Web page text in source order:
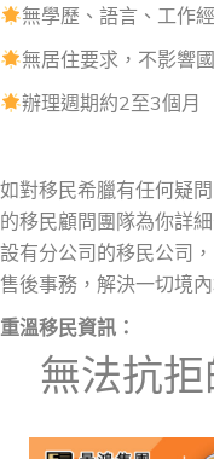
無學歷 、語言、工作
無居住要求，不影響
辦理週期約2至3個月
如對移民希臘有任何疑問
的移民顧問團隊為你詳
設有分公司的移民公司
售後事務，解決一切境
重溫移民資訊：
無法抗